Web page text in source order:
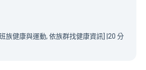
族健康與運動, 依族群找健康資訊]
20 分